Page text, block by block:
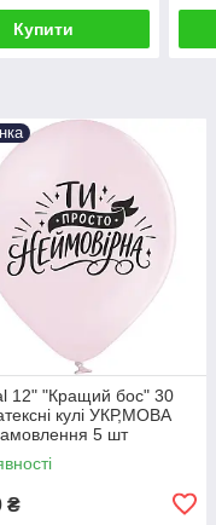
Купити
12" "Кращий бос" 30
кулі УКР,МОВА
5 шт
₴